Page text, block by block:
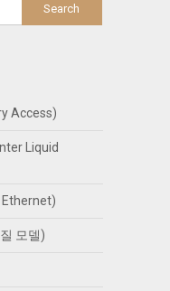
Access)
Liquid
Ethernet)
모델)